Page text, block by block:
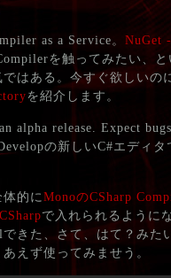
as a Service。 NuGet
を触ってみたい、と
はある。今すぐ欲しいの
を紹介します。
alpha release. Expect
の新しいC#エディタ
的にMonoのCSharp
で入れられるように
きた、さて、はて？みた
えず使ってみませう。